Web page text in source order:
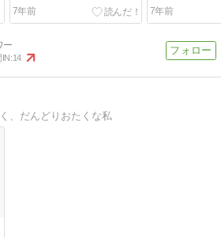
7年前
7年前
IN:14
、だんどりおたくな私